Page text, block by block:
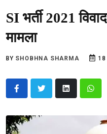
SI भर्ती 2021
मामला
BY SHOBHNA SHARMA 18